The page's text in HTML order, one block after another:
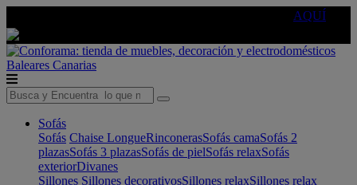
AQUÍ
Baleares Canarias
Sofás
Sofás Chaise LongueRinconerasSofás camaSofás 2
plazasSofás 3 plazasSofás de pielSofás relaxSofás
exteriorDivanes
Sillones Sillones decorativosSillones relaxSillones relax